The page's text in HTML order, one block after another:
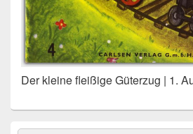
Der kleine fleißige Güterzug | 1.
Primärer